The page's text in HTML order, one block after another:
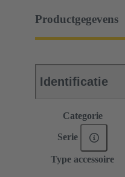
Productgegevens
Identificatie
Categorie
Serie
Type accessoire